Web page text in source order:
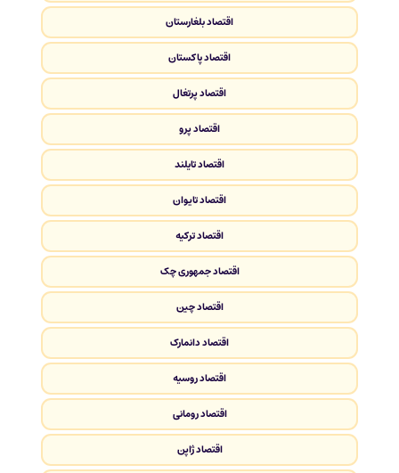
اقتصاد بلغارستان
اقتصاد پاکستان
اقتصاد پرتغال
اقتصاد پرو
اقتصاد تایلند
اقتصاد تایوان
اقتصاد ترکیه
اقتصاد جمهوری چک
اقتصاد چین
اقتصاد دانمارک
اقتصاد روسیه
اقتصاد رومانی
اقتصاد ژاپن